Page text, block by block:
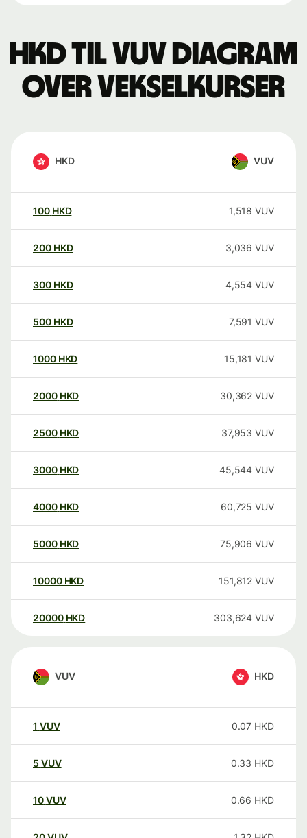
HKD til VUV Diagram
over vekselkurser
HKD VUV
100 HKD 1,518 VUV
200 HKD 3,036 VUV
300 HKD 4,554 VUV
500 HKD 7,591 VUV
1000 HKD 15,181 VUV
2000 HKD 30,362 VUV
2500 HKD 37,953 VUV
3000 HKD 45,544 VUV
4000 HKD 60,725 VUV
5000 HKD 75,906 VUV
10000 HKD 151,812 VUV
20000 HKD 303,624 VUV
VUV HKD
1 VUV 0.07 HKD
5 VUV 0.33 HKD
10VUV 0.66 HKD